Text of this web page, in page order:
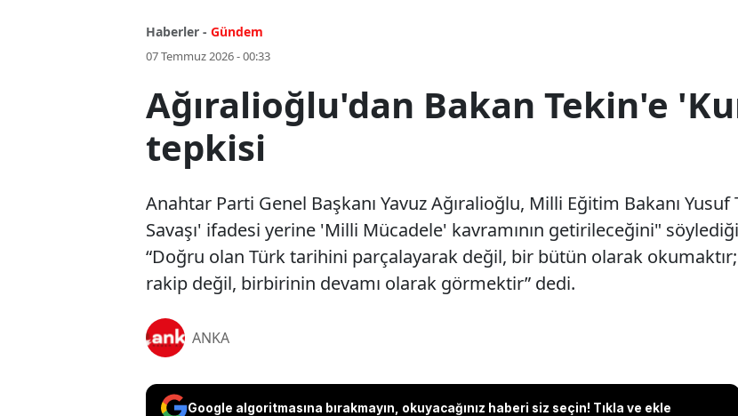
Haberler - Gündem
07 Temmuz 2026 - 00:33
Ağıralioğlu'dan Bakan Tekin'e
tepkisi
Anahtar Parti Genel Başkanı Yavuz Ağıralioğlu, Milli Eğitim Bakanı
Savaşı' ifadesi yerine 'Milli Mücadele' kavramının getirileceğini"
“Doğru olan Türk tarihini parçalayarak değil, bir bütün olarak
rakip değil, birbirinin devamı olarak görmektir” dedi.
ANKA
Google algoritmasına bırakmayın, okuyacağınız haberi siz seçin! Tıkla ve ekle